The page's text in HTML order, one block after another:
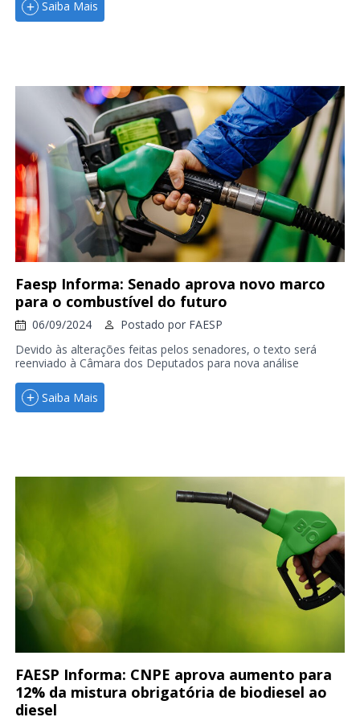
Saiba Mais
Faesp Informa: Senado aprova novo marco
para o combustível do futuro
06/09/2024 Postado por FAESP
Devido às alterações feitas pelos senadores, o texto será
reenviado à Câmara dos Deputados para nova análise
Saiba Mais
FAESP Informa: CNPE aprova aumento para
12% da mistura obrigatória de biodiesel ao
diesel